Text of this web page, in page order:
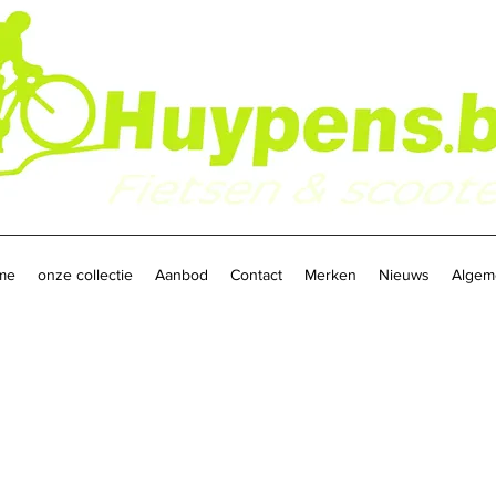
onze collectie Aanbod Contact Merken Nieuws